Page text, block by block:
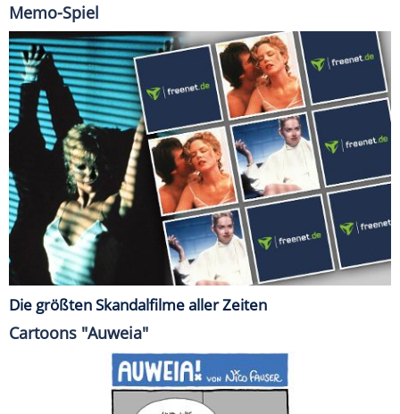
Memo-Spiel
Die größten Skandalfilme aller Zeiten
Cartoons "Auweia"